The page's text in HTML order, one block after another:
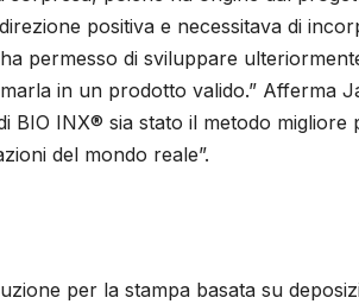
positiva e necessitava di
permesso di sviluppare
in un prodotto valido.” Afferma
BIO INX® sia stato il metodo
del mondo reale”.
per la stampa basata su